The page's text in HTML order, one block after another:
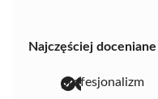
Najczęściej
profesjonalizm